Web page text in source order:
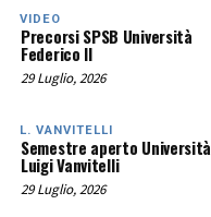
VIDEO
Precorsi SPSB Università
Federico II
29 Luglio, 2026
L. VANVITELLI
Semestre aperto Università
Luigi Vanvitelli
29 Luglio, 2026